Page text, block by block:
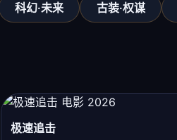
科幻·未来 古装·权谋
极速追击